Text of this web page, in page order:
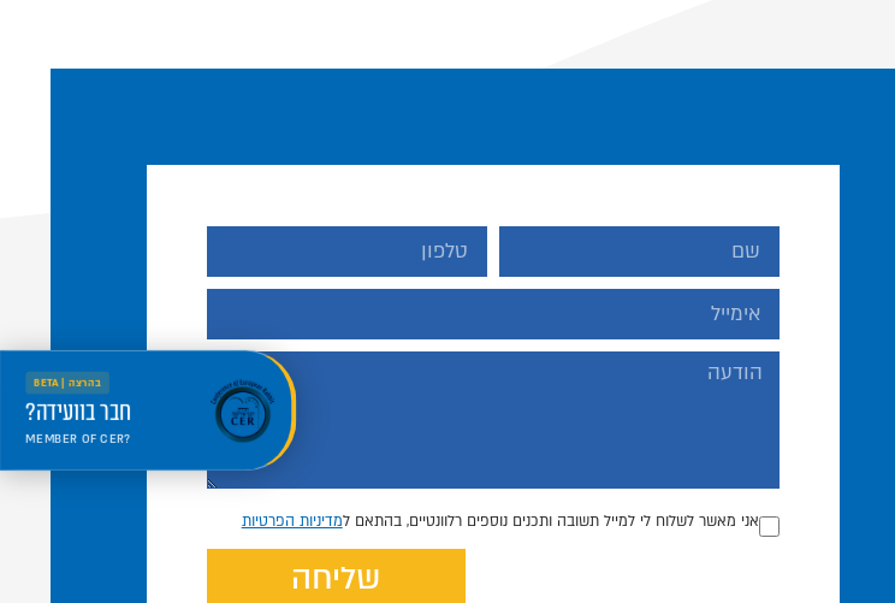
אני מאשר לשלוח לי למייל תשובה ותכנים נוספים רלוונטיים, בהתאם למדיניות הפרטיות
שליחה
בהרצה | BETA
חבר בוועידה?
MEMBER OF CER?
Welcome to the new portal